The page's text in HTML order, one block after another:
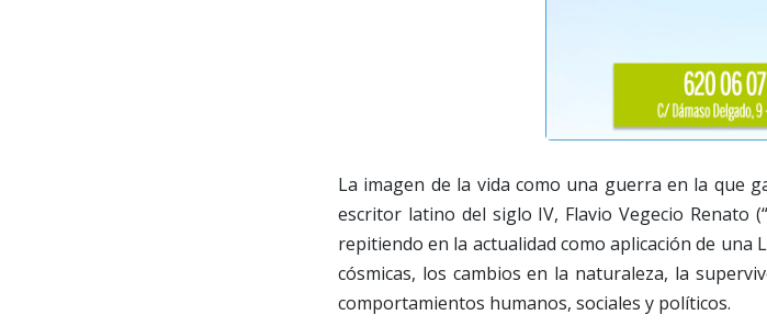
La imagen de la vida como una guerra en la que
escritor latino del siglo IV, Flavio Vegecio Renato
repitiendo en la actualidad como aplicación de
cósmicas, los cambios en la naturaleza, la
comportamientos humanos, sociales y políticos.